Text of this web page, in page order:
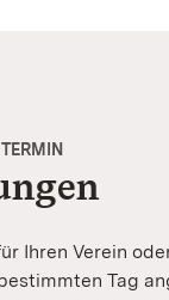
Ihren Verein
Tag